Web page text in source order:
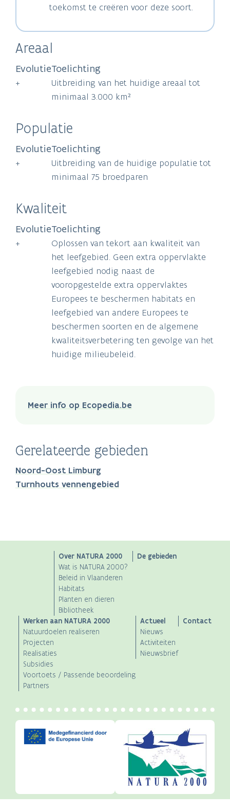
toekomst te creëren voor deze soort.
Areaal
Evolutie
+
Toelichting
Uitbreiding van het huidige areaal tot
minimaal 3.000 km²
Populatie
Evolutie
+
Toelichting
Uitbreiding van de huidige populatie tot
minimaal 75 broedparen
Kwaliteit
Evolutie
+
Toelichting
Oplossen van tekort aan kwaliteit van
het leefgebied. Geen extra oppervlakte
leefgebied nodig naast de
vooropgestelde extra oppervlaktes
Europees te beschermen habitats en
leefgebied van andere Europees te
beschermen soorten en de algemene
kwaliteitsverbetering ten gevolge van het
huidige milieubeleid.
Meer info op Ecopedia.be
Gerelateerde gebieden
Noord-Oost Limburg
Turnhouts vennengebied
navigation
Over NATURA 2000
Wat is NATURA 2000?
Beleid in Vlaanderen
Habitats
Planten en dieren
Bibliotheek
De gebieden
Werken aan NATURA 2000
Natuurdoelen realiseren
Projecten
Realisaties
Subsidies
Voortoets / Passende beoordeling
Partners
Actueel
Nieuws
Activiteiten
Nieuwsbrief
Contact